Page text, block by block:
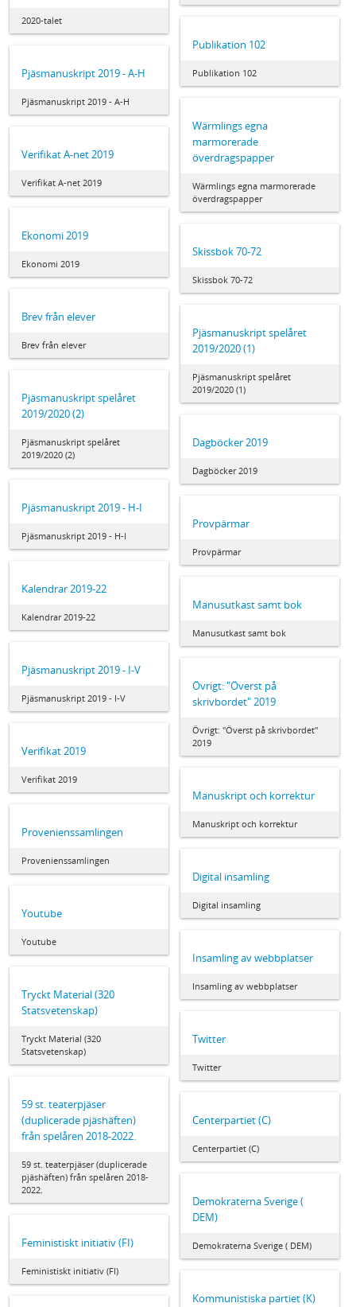
2020-talet
Publikation 102
Publikation 102
Pjäsmanuskript 2019 - A-H
Pjäsmanuskript 2019 - A-H
Wärmlings egna
marmorerade
överdragspapper
Wärmlings egna marmorerade
överdragspapper
Verifikat A-net 2019
Verifikat A-net 2019
Ekonomi 2019
Ekonomi 2019
Skissbok 70-72
Skissbok 70-72
Brev från elever
Brev från elever
Pjäsmanuskript spelåret
2019/2020 (1)
Pjäsmanuskript spelåret
2019/2020 (1)
Pjäsmanuskript spelåret
2019/2020 (2)
Pjäsmanuskript spelåret
2019/2020 (2)
Dagböcker 2019
Dagböcker 2019
Pjäsmanuskript 2019 - H-I
Pjäsmanuskript 2019 - H-I
Provpärmar
Provpärmar
Kalendrar 2019-22
Kalendrar 2019-22
Manusutkast samt bok
Manusutkast samt bok
Pjäsmanuskript 2019 - I-V
Pjäsmanuskript 2019 - I-V
Övrigt: "Överst på
skrivbordet" 2019
Övrigt: "Överst på skrivbordet"
2019
Verifikat 2019
Verifikat 2019
Manuskript och korrektur
Manuskript och korrektur
Provenienssamlingen
Provenienssamlingen
Digital insamling
Digital insamling
Youtube
Youtube
Insamling av webbplatser
Insamling av webbplatser
Tryckt Material (320
Statsvetenskap)
Tryckt Material (320
Statsvetenskap)
Twitter
Twitter
59 st. teaterpjäser
(duplicerade pjäshäften)
från spelåren 2018-2022.
59 st. teaterpjäser (duplicerade
pjäshäften) från spelåren 2018-
2022.
Centerpartiet (C)
Centerpartiet (C)
Demokraterna Sverige (
DEM)
Demokraterna Sverige ( DEM)
Feministiskt initiativ (FI)
Feministiskt initiativ (FI)
Kommunistiska partiet (K)